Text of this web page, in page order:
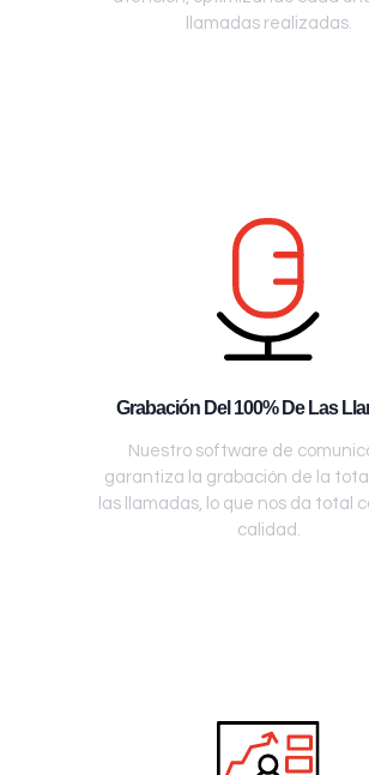
llamadas realizadas.
Grabación Del 100% De Las
Nuestro software de
garantiza la grabación de la
las llamadas, lo que nos da total
calidad.